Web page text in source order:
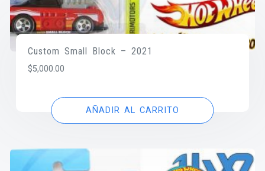
Custom Small Block – 2021
$5,000.00
AÑADIR AL CARRITO